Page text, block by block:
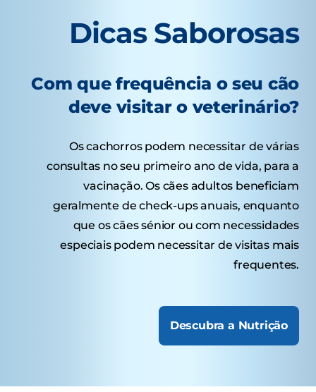
Dicas Saborosas
Com que frequência o seu cão
deve visitar o veterinário?
Os cachorros podem necessitar de várias
consultas no seu primeiro ano de vida, para a
vacinação. Os cães adultos beneficiam
geralmente de check-ups anuais, enquanto
que os cães sénior ou com necessidades
especiais podem necessitar de visitas mais
frequentes.
Descubra a Nutrição